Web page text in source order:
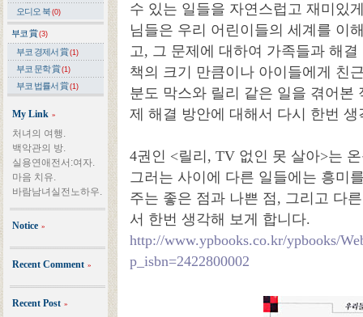
오디오 북 (0)
부코 賞(3)
부코 경제서 賞(1)
부코 문학 賞(1)
부코 법률서 賞(1)
My Link »
처녀의 여행.
백악관의 방.
실용연애전서:여자.
마음 치유.
바람남녀실전노하우.
Notice »
Recent Comment »
Recent Post »
수 있는 일들을 자연스럽고 재미있
님들은 우리 어린이들의 세계를 이
고, 그 문제에 대하여 가족들과 해
책의 크기 만큼이나 아이들에게 친
분도 막스와 릴리 같은 일을 겪어본
제 해결 방안에 대해서 다시 한번 생
4권인 <릴리, TV 없인 못 살아>는
그러는 사이에 다른 일들에는 흥미
주는 좋은 점과 나쁜 점, 그리고 다
서 한번 생각해 보게 합니다.
http://www.ypbooks.co.kr/ypbooks/
p_isbn=2422800002